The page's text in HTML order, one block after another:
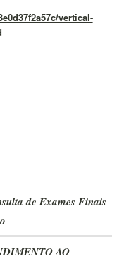
vertical-
de Exames Finais
AO